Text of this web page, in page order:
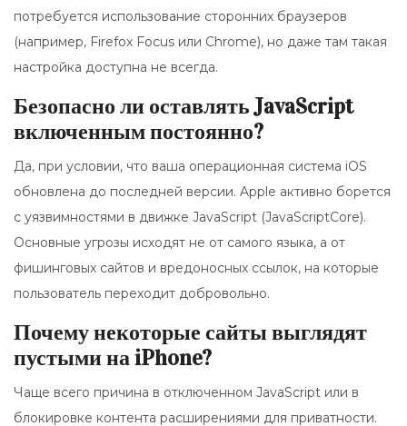
потребуется использование сторонних браузеров
(например, Firefox Focus или Chrome), но даже там такая
настройка доступна не всегда.
Безопасно ли оставлять JavaScript
включенным постоянно?
Да, при условии, что ваша операционная система iOS
обновлена до последней версии. Apple активно борется
с уязвимностями в движке JavaScript (JavaScriptCore).
Основные угрозы исходят не от самого языка, а от
фишинговых сайтов и вредоносных ссылок, на которые
пользователь переходит добровольно.
Почему некоторые сайты выглядят
пустыми на iPhone?
Чаще всего причина в отключенном JavaScript или в
блокировке контента расширениями для приватности.